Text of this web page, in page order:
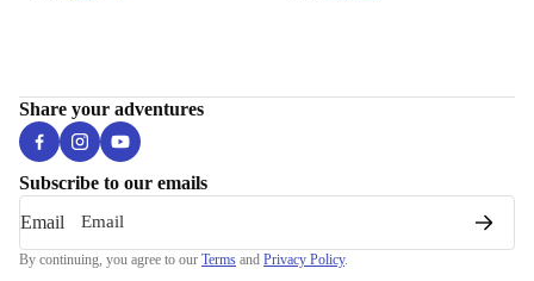
Share your adventures
Subscribe to our emails
Email
By continuing, you agree to our Terms and Privacy Policy.